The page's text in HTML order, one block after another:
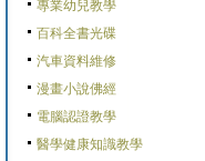
專業幼兒教學
百科全書光碟
汽車資料維修
漫畫小說佛經
電腦認證教學
醫學健康知識教學